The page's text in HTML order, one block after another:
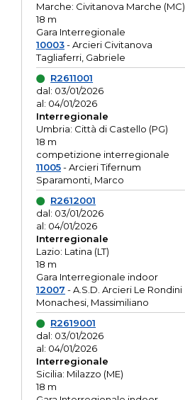
Marche: Civitanova Marche (MC)
18 m
Gara Interregionale
10003- Arcieri Civitanova
Tagliaferri, Gabriele
R2611001
dal: 03/01/2026
al: 04/01/2026
Interregionale
Umbria: Città di Castello (PG)
18 m
competizione interregionale
11005- Arcieri Tifernum
Sparamonti, Marco
R2612001
dal: 03/01/2026
al: 04/01/2026
Interregionale
Lazio: Latina (LT)
18 m
Gara Interregionale indoor
12007 - A.S.D. Arcieri Le Rondini
Monachesi, Massimiliano
R2619001
dal: 03/01/2026
al: 04/01/2026
Interregionale
Sicilia: Milazzo (ME)
18 m